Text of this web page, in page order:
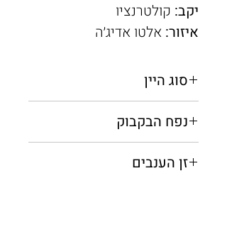
יקב: קולטרנציו
איזור: אלטו אדיג׳ה
סוג היין
נפח הבקבוק
זן הענבים